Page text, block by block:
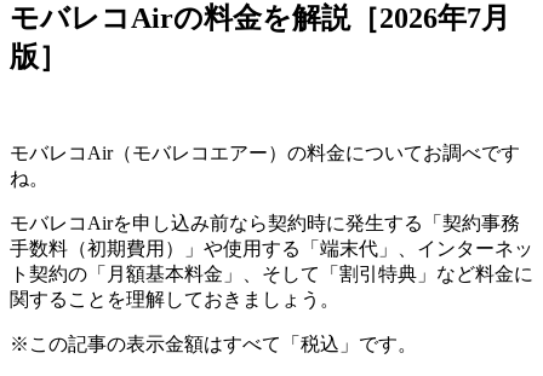
モバレコAirの料金を解説［2026年7月
版］
モバレコAir（モバレコエアー）の料金についてお調べです
ね。
モバレコAirを申し込み前なら契約時に発生する「契約事務
手数料（初期費用）」や使用する「端末代」、インターネッ
ト契約の「月額基本料金」、そして「割引特典」など料金に
関することを理解しておきましょう。
※この記事の表示金額はすべて「税込」です。